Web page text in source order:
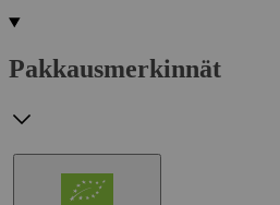
Pakkausmerkinnät